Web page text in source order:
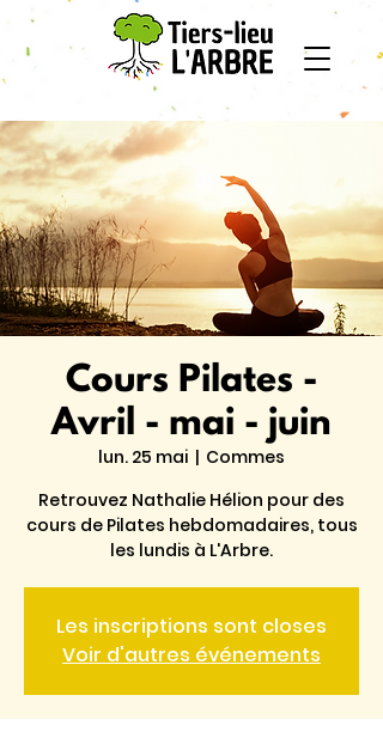
Cours Pilates -
Avril - mai - juin
lun. 25 mai
  |
Commes
Retrouvez Nathalie Hélion pour des
cours de Pilates hebdomadaires, tous
les lundis à L'Arbre.
Les inscriptions sont closes
Voir d'autres événements